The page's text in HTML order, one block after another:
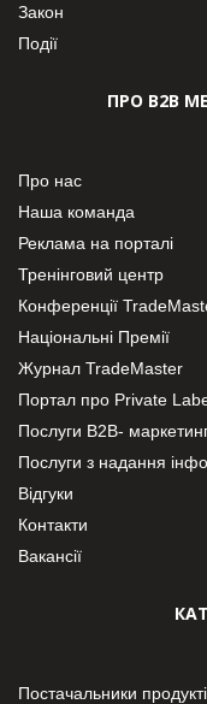
Закон
Події
ПРО В2В
Про нас
Наша команда
Реклама на порталі
Тренінговий центр
Конференції
Національні Премії
Журнал TradeMaster
Портал про Private
Послуги В2В-
Послуги з надання
Відгуки
Контакти
Вакансії
Постачальники